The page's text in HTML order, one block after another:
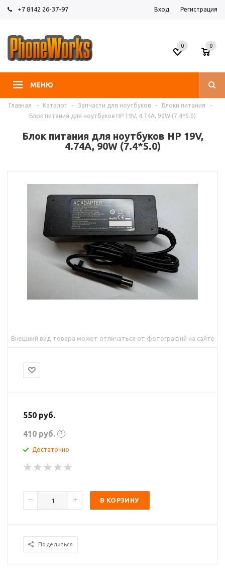
+7 8142 26-37-97 Вход Регистрация
МЕНЮ
0 0
Главная - Каталог - Запчасти для ноутбуков - Блоки питания
-
Блок питания для ноутбуков HP 19V, 4.74A, 90W (7.4*5.0)
Блок питания для ноутбуков HP 19V,
4.74A, 90W (7.4*5.0)
Внешний вид товара может отличаться от фотографий на сайте
550 руб.
410 руб. ?
Достаточно
В КОРЗИНУ
Поделиться